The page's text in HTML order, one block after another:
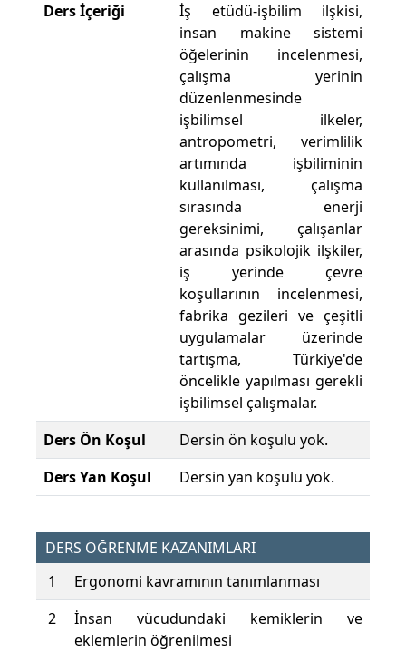
Ders İçeriği
İş etüdü-işbilim ilşkisi,
insan makine sistemi
öğelerinin incelenmesi,
çalışma yerinin
düzenlenmesinde
işbilimsel ilkeler,
antropometri, verimlilik
artımında işbiliminin
kullanılması, çalışma
sırasında enerji
gereksinimi, çalışanlar
arasında psikolojik ilşkiler,
iş yerinde çevre
koşullarının incelenmesi,
fabrika gezileri ve çeşitli
uygulamalar üzerinde
tartışma, Türkiye'de
öncelikle yapılması gerekli
işbilimsel çalışmalar.
Ders Ön Koşul
Dersin ön koşulu yok.
Ders Yan Koşul
Dersin yan koşulu yok.
DERS ÖĞRENME KAZANIMLARI
1
Ergonomi kavramının tanımlanması
2
İnsan vücudundaki kemiklerin ve
eklemlerin öğrenilmesi